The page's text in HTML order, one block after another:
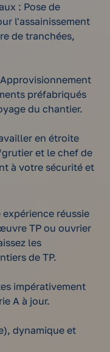
: Pose de
l'assainissement
de tranchées,
préfabriqués
du chantier.
en étroite
et le chef de
à votre sécurité et
réussie
TP ou ouvrier
les
de TP.
impérativement
A à jour.
dynamique et